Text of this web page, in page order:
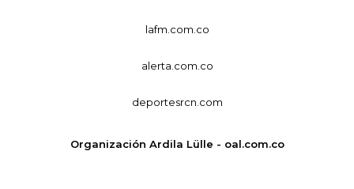
lafm.com.co
alerta.com.co
deportesrcn.com
Organización Ardila Lülle - oal.com.co